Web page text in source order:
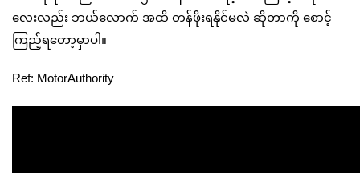
လေးလည်း ဘယ်လောက် အထိ တန်ဖိုးရနိုင်မလဲ ဆိုတာကို စောင့်
ကြည့်ရတော့မှာပါ။
Ref: MotorAuthority